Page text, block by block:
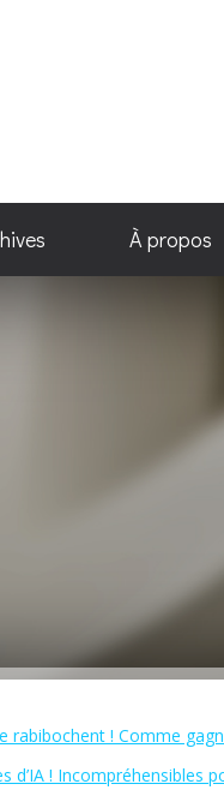
À propos
rabibochent ! Comme
d’IA ! Incompréhensibles